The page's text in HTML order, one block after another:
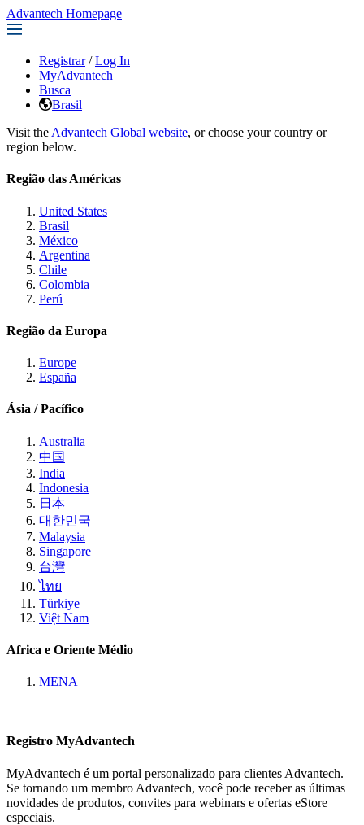
Advantech Homepage
Registrar / Log In
MyAdvantech
Busca
Brasil
Visit the Advantech Global website, or choose your country or
region below.
Região das Américas
United States
Brasil
México
Argentina
Chile
Colombia
Perú
Região da Europa
Europe
España
Ásia / Pacífico
Australia
中国
India
Indonesia
日本
대한민국
Malaysia
Singapore
台灣
ไทย
Türkiye
Việt Nam
Africa e Oriente Médio
MENA
Registro MyAdvantech
MyAdvantech é um portal personalizado para clientes Advantech.
Se tornando um membro Advantech, você pode receber as últimas
novidades de produtos, convites para webinars e ofertas eStore
especiais.